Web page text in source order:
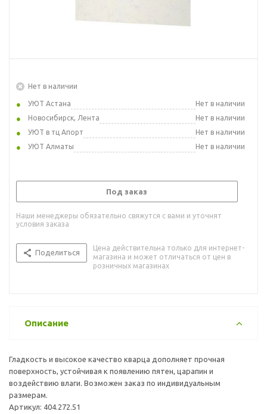
Нет в наличии
УЮТ Астана
Нет в наличии
Новосибирск, Лента
Нет в наличии
УЮТ в тц Апорт
Нет в наличии
УЮТ Алматы
Нет в наличии
Под заказ
Наши менеджеры обязательно свяжутся с вами и уточнят
условия заказа
Поделиться
Цена действительна только для интернет-
магазина и может отличаться от цен в
розничных магазинах
Описание
Гладкость и высокое качество кварца дополняет прочная
поверхность, устойчивая к появлению пятен, царапин и
воздействию влаги. Возможен заказ по индивидуальным
размерам.
Артикул: 404.272.51